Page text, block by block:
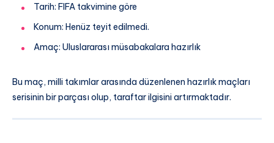
Tarih: FIFA takvimine göre
Konum: Henüz teyit edilmedi.
Amaç: Uluslararası müsabakalara hazırlık
Bu maç, milli takımlar arasında düzenlenen hazırlık maçları
serisinin bir parçası olup, taraftar ilgisini artırmaktadır.